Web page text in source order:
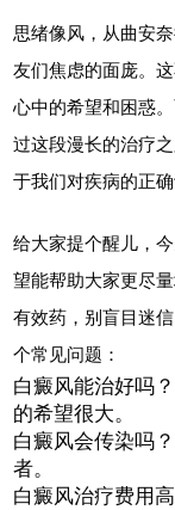
思绪像风，从曲安
友们焦虑的面庞。
心中的希望和困惑
过这段漫长的治疗
于我们对疾病的正
给大家提个醒儿，
望能帮助大家更尽
有效药，别盲目迷
个常见问题：
白癜风能治好吗
的希望很大。
白癜风会传染吗
者。
白癜风治疗费用